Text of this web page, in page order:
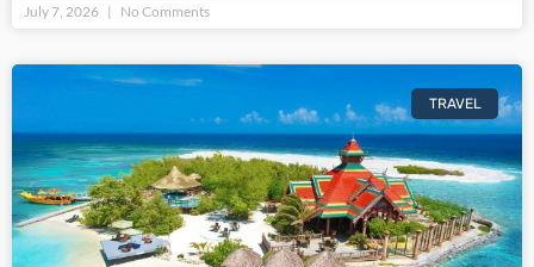
July 7, 2026 No Comments
TRAVEL